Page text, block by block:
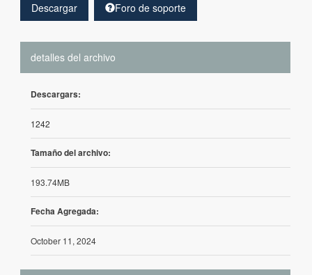
Descargar Foro de soporte
detalles del archivo
Descargars:
1242
Tamaño del archivo:
193.74MB
Fecha Agregada:
October 11, 2024